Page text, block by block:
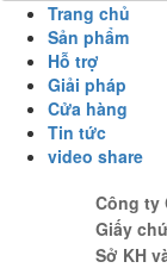
Trang chủ
Sản phẩm
Hỗ trợ
Giải pháp
Cửa hàng
Tin tức
video share
Công ty
Giấy
Sở KH